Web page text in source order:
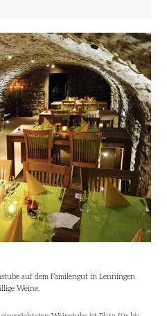
auf dem Familengut in Lenningen
Weine.